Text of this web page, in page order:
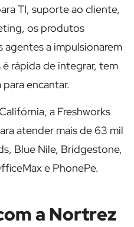
TI, suporte ao cliente,
os produtos
agentes a impulsionarem
rápida de integrar, tem
encantar.
a Freshworks
atender mais de 63 mil
Blue Nile, Bridgestone,
e PhonePe.
a Nortrez